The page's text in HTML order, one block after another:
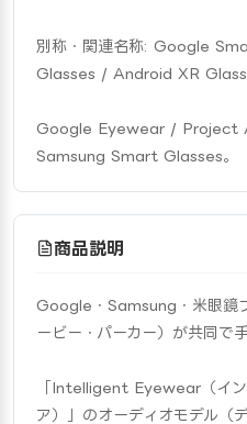
別称・関連名称: Google
Glasses / Android XR
Google Eyewear / Project
Samsung Smart Glasses。
商品説明
Google・Samsung・米眼鏡
ービー・パーカー）が共同で
「Intelligent Eyewear（イン
ア）」のオーディオモデル（